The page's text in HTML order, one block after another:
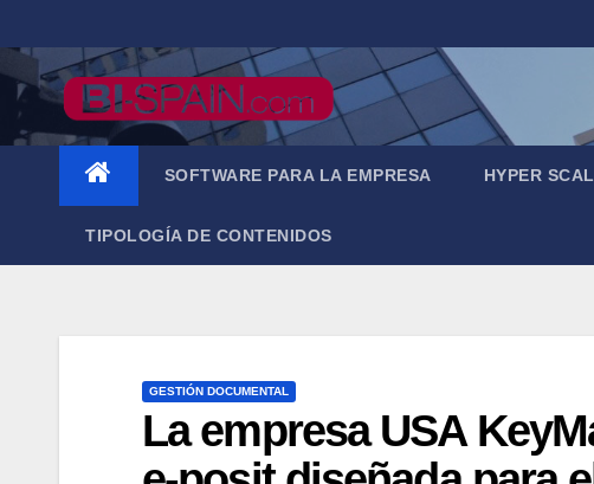
al
contenido
SOFTWARE PARA LA EMPRESA HYPER
TIPOLOGÍA DE CONTENIDOS
GESTIÓN DOCUMENTAL
La empresa USA